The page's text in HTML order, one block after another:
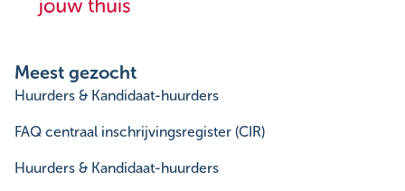
Meest gezocht
Huurders & Kandidaat-huurders
FAQ centraal inschrijvingsregister (CIR)
Huurders & Kandidaat-huurders